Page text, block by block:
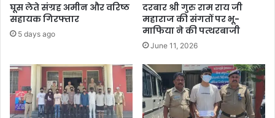
घूस लेते संग्रह अमीन और वरिष्ठ
सहायक गिरफ्तार
5 days ago
दरबार श्री गुरु राम राय जी
महाराज की संगतों पर भू-
माफिया ने की पत्थरबाजी
June 11, 2026